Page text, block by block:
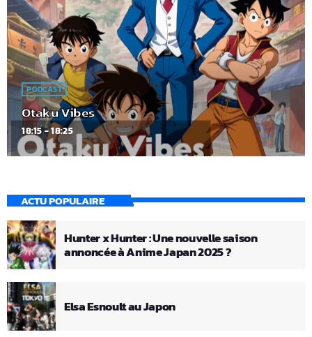
PODCAST
Otaku Vibes
18:15 - 18:25
ACTU POPULAIRE
Hunter x Hunter : Une nouvelle saison
annoncée à Anime Japan 2025 ?
Elsa Esnoult au Japon